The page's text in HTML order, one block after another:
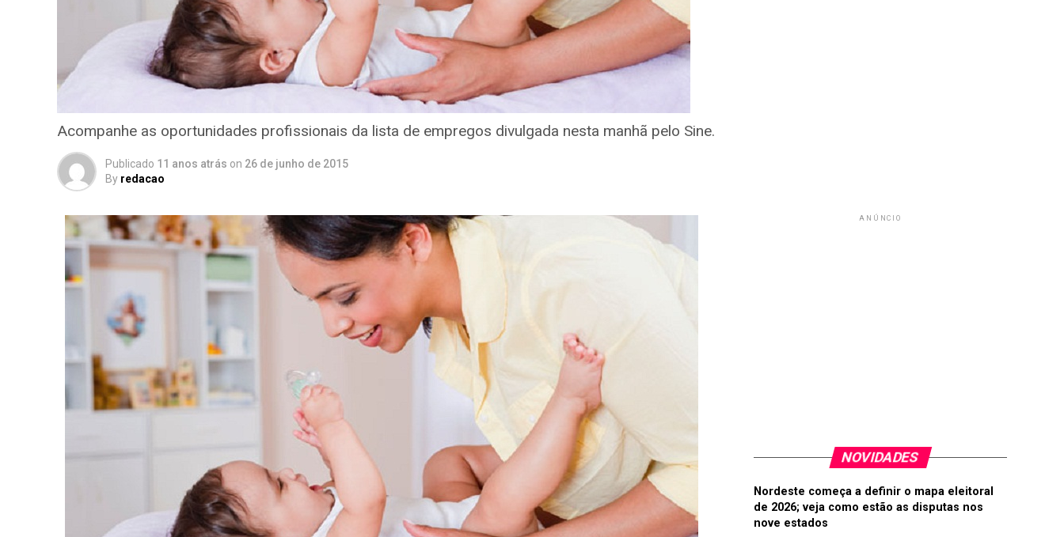
Acompanhe as oportunidades profissionais da lista de empregos divulgada nesta manhã pelo Sine.
Publicado 11 anos atrás on 26 de junho de 2015
By redacao
ANÚNCIO
NOVIDADES
Nordeste começa a definir o mapa eleitoral
de 2026; veja como estão as disputas nos
nove estados